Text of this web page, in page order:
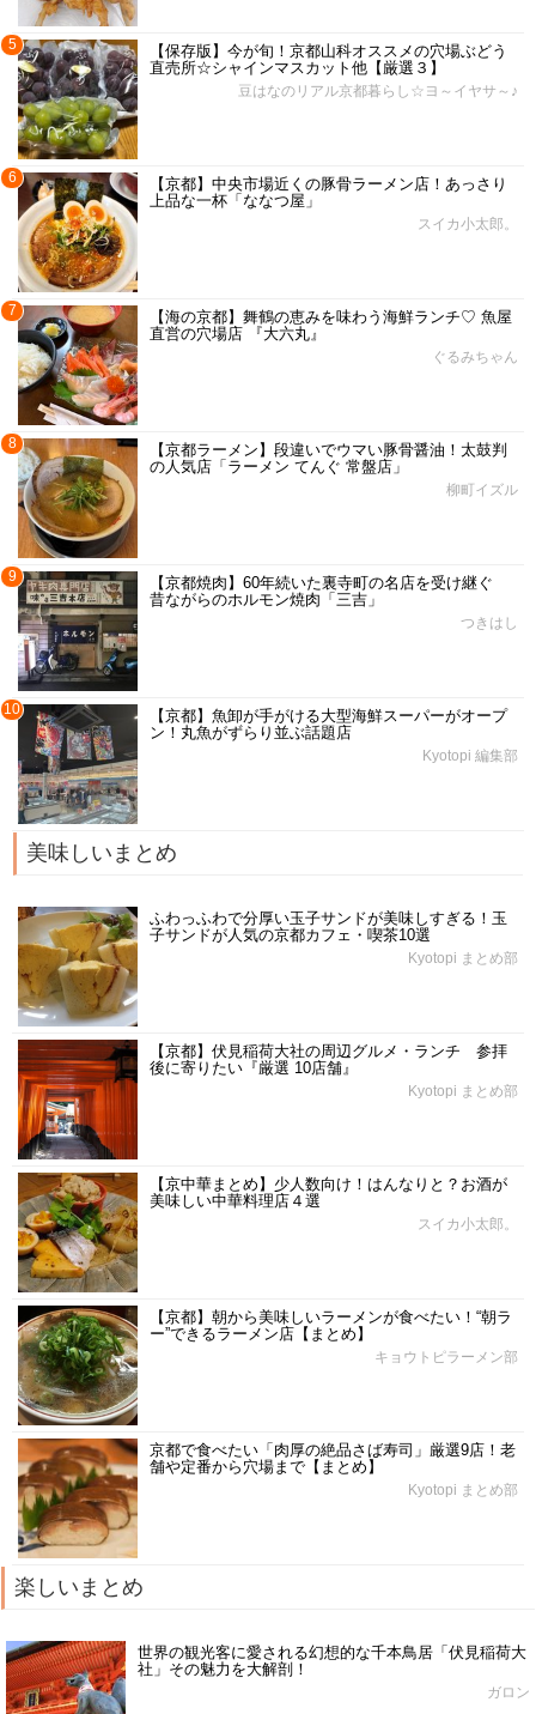
5
【保存版】今が旬！京都山科オススメの穴場ぶどう
直売所☆シャインマスカット他【厳選３】
豆はなのリアル京都暮らし☆ヨ～イヤサ～♪
6
【京都】中央市場近くの豚骨ラーメン店！あっさり
上品な一杯「ななつ屋」
スイカ小太郎。
7
【海の京都】舞鶴の恵みを味わう海鮮ランチ♡ 魚屋
直営の穴場店 『大六丸』
ぐるみちゃん
8
【京都ラーメン】段違いでウマい豚骨醤油！太鼓判
の人気店「ラーメン てんぐ 常盤店」
柳町イズル
9
【京都焼肉】60年続いた裏寺町の名店を受け継ぐ
昔ながらのホルモン焼肉「三吉」
つきはし
10
【京都】魚卸が手がける大型海鮮スーパーがオープ
ン！丸魚がずらり並ぶ話題店
Kyotopi 編集部
美味しいまとめ
ふわっふわで分厚い玉子サンドが美味しすぎる！玉
子サンドが人気の京都カフェ・喫茶10選
Kyotopi まとめ部
【京都】伏見稲荷大社の周辺グルメ・ランチ 参拝
後に寄りたい『厳選 10店舗』
Kyotopi まとめ部
【京中華まとめ】少人数向け！はんなりと？お酒が
美味しい中華料理店４選
スイカ小太郎。
【京都】朝から美味しいラーメンが食べたい！“朝ラ
ー”できるラーメン店【まとめ】
キョウトピラーメン部
京都で食べたい「肉厚の絶品さば寿司」厳選9店！老
舗や定番から穴場まで【まとめ】
Kyotopi まとめ部
楽しいまとめ
世界の観光客に愛される幻想的な千本鳥居「伏見稲荷大
社」その魅力を大解剖！
ガロン